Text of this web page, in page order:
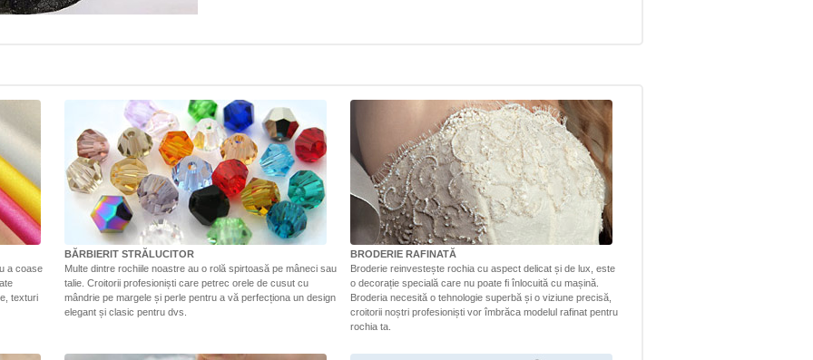
a coase
texturi
BĂRBIERIT STRĂLUCITOR
Multe dintre rochiile noastre au o rolă spirtoasă pe mâneci sau
talie. Croitorii profesioniști care petrec orele de cusut cu
mândrie pe margele și perle pentru a vă perfecționa un design
elegant și clasic pentru dvs.
BRODERIE RAFINATĂ
Broderie reinvestește rochia cu aspect delicat și de lux, este
o decorație specială care nu poate fi înlocuită cu mașină.
Broderia necesită o tehnologie superbă și o viziune precisă,
croitorii noștri profesioniști vor îmbrăca modelul rafinat pentru
rochia ta.